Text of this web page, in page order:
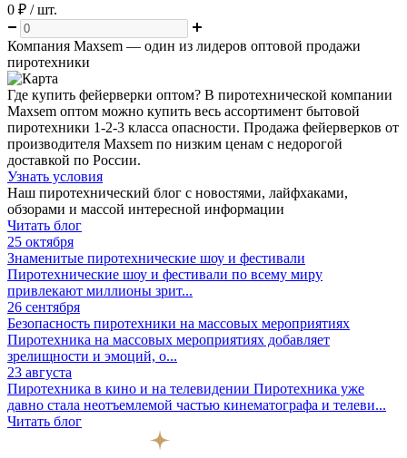
0 ₽ / шт.
Компания Maxsem — один из лидеров оптовой продажи
пиротехники
Где купить фейерверки оптом? В пиротехнической компании
Maxsem оптом можно купить весь ассортимент бытовой
пиротехники 1-2-3 класса опасности. Продажа фейерверков от
производителя Maxsem по низким ценам с недорогой
доставкой по России.
Узнать условия
Наш пиротехнический блог с новостями, лайфхаками,
обзорами и массой интересной информации
Читать блог
25 октября
Знаменитые пиротехнические шоу и фестивали
Пиротехнические шоу и фестивали по всему миру
привлекают миллионы зрит...
26 сентября
Безопасность пиротехники на массовых мероприятиях
Пиротехника на массовых мероприятиях добавляет
зрелищности и эмоций, о...
23 августа
Пиротехника в кино и на телевидении Пиротехника уже
давно стала неотъемлемой частью кинематографа и телеви...
Читать блог